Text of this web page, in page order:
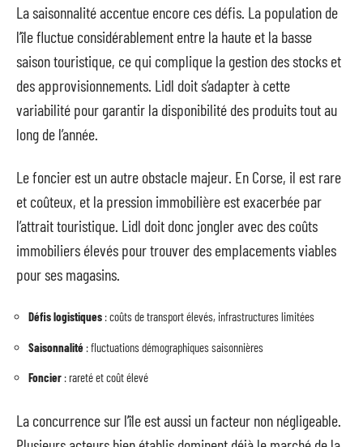
La saisonnalité accentue encore ces défis. La population de
l’île fluctue considérablement entre la haute et la basse
saison touristique, ce qui complique la gestion des stocks et
des approvisionnements. Lidl doit s’adapter à cette
variabilité pour garantir la disponibilité des produits tout au
long de l’année.
Le foncier est un autre obstacle majeur. En Corse, il est rare
et coûteux, et la pression immobilière est exacerbée par
l’attrait touristique. Lidl doit donc jongler avec des coûts
immobiliers élevés pour trouver des emplacements viables
pour ses magasins.
Défis logistiques : coûts de transport élevés, infrastructures limitées
Saisonnalité : fluctuations démographiques saisonnières
Foncier : rareté et coût élevé
La concurrence sur l’île est aussi un facteur non négligeable.